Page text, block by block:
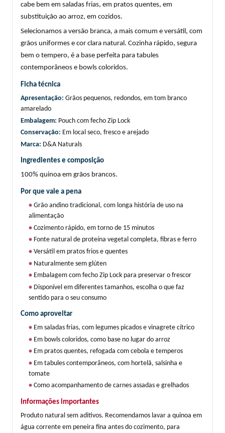
cabe bem em saladas frias, em pratos quentes, em
substituição ao arroz, em cozidos.
Selecionamos a versão branca, a mais comum e versátil, com
grãos uniformes e cor clara natural. Cozinha rápido, segura
bem o tempero, é a base perfeita para tabules
contemporâneos e bowls coloridos.
Ficha técnica
Apresentação: Grãos pequenos, redondos, em tom branco
amarelado
Embalagem: Pouch com fecho Zip Lock
Conservação: Em local seco, fresco e arejado
Marca: D&A Naturals
Ingredientes e composição
100% quinoa em grãos brancos.
Por que vale a pena
• Grão andino tradicional, com longa história de uso na
alimentação
• Cozimento rápido, em torno de 15 minutos
• Fonte natural de proteína vegetal completa, fibras e ferro
• Versátil em pratos frios e quentes
• Naturalmente sem glúten
• Embalagem com fecho Zip Lock para preservar o frescor
• Disponível em diferentes tamanhos, escolha o que faz
sentido para o seu consumo
Como aproveitar
• Em saladas frias, com legumes picados e vinagrete cítrico
• Em bowls coloridos, como base no lugar do arroz
• Em pratos quentes, refogada com cebola e temperos
• Em tabules contemporâneos, com hortelã, salsinha e
tomate
• Como acompanhamento de carnes assadas e grelhados
Informações importantes
Produto natural sem aditivos. Recomendamos lavar a quinoa em
água corrente em peneira fina antes do cozimento, para